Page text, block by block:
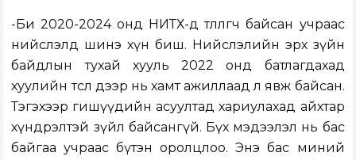
-Би 2020-2024 онд НИТХ-д төлөөлөгч байсан учраас
нийслэлд шинэ хүн биш. Нийслэлийн эрх зүйн
байдлын тухай хууль 2022 онд батлагдахад
хуулийн төсөл дээр нь хамт ажиллаад л явж байсан.
Тэгэхээр гишүүдийн асуултад хариулахад айхтар
хүндрэлтэй зүйл байсангүй. Бүх мэдээлэл нь бас
байгаа учраас бүтэн оролцлоо. Энэ бас миний